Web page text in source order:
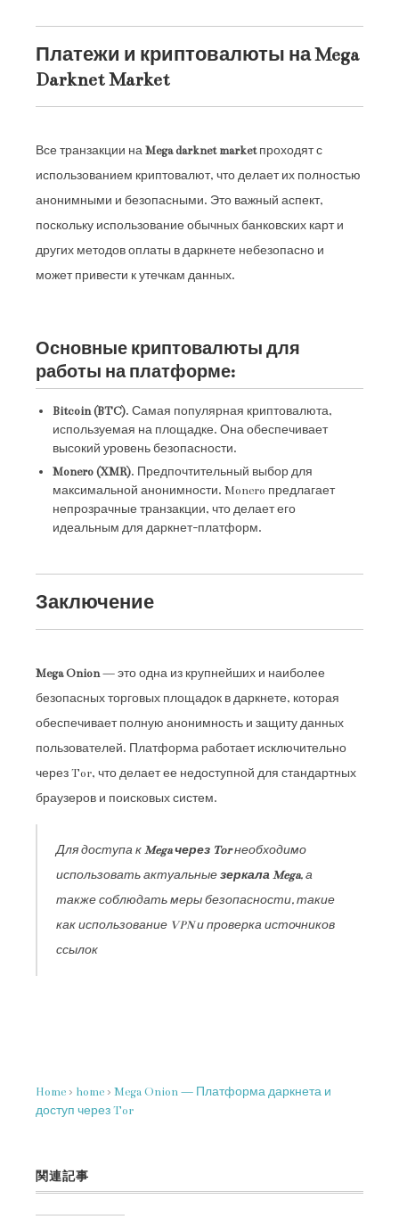
Платежи и криптовалюты на Mega
Darknet Market
Все транзакции наMega darknet marketпроходят с
использованием криптовалют, что делает их полностью
анонимными и безопасными. Это важный аспект,
поскольку использование обычных банковских карт и
других методов оплаты в даркнете небезопасно и
может привести к утечкам данных.
Основные криптовалюты для
работы на платформе:
Bitcoin (BTC). Самая популярная криптовалюта,
используемая на площадке. Она обеспечивает
высокий уровень безопасности.
Monero (XMR). Предпочтительный выбор для
максимальной анонимности. Monero предлагает
непрозрачные транзакции, что делает его
идеальным для даркнет-платформ.
Заключение
Mega Onion— это одна из крупнейших и наиболее
безопасных торговых площадок в даркнете, которая
обеспечивает полную анонимность и защиту данных
пользователей. Платформа работает исключительно
через Tor, что делает ее недоступной для стандартных
браузеров и поисковых систем.
Для доступа кMega через Torнеобходимо
использовать актуальныезеркала Mega, а
также соблюдать меры безопасности, такие
как использование VPN и проверка источников
ссылок
Home › home ›Mega Onion — Платформа даркнета и
доступ через Tor
関連記事